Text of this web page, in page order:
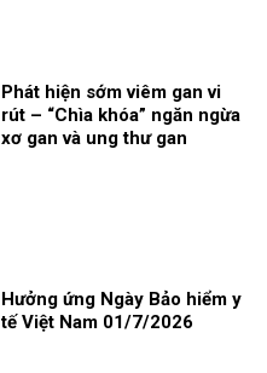
Phát hiện sớm viêm gan vi
rút – “Chìa khóa” ngăn ngừa
xơ gan và ung thư gan
Hưởng ứng Ngày Bảo hiểm y
tế Việt Nam 01/7/2026